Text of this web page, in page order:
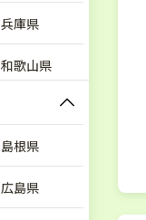
兵庫県
和歌山県
島根県
広島県